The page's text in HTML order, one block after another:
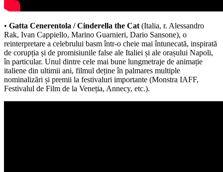
• Gatta Cenerentola / Cinderella the Cat (Italia, r. Alessandro
Rak, Ivan Cappiello, Marino Guarnieri, Dario Sansone), o
reinterpretare a celebrului basm într-o cheie mai întunecată, inspirată
de corupția și de promisiunile false ale Italiei și ale orașului Napoli,
în particular. Unul dintre cele mai bune lungmetraje de animație
italiene din ultimii ani, filmul deține în palmares multiple
nominalizări și premii la festivaluri importante (Monstra IAFF,
Festivalul de Film de la Veneția, Annecy, etc.).